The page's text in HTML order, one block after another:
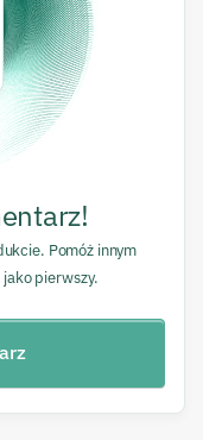
Pomóż innym
pierwszy.